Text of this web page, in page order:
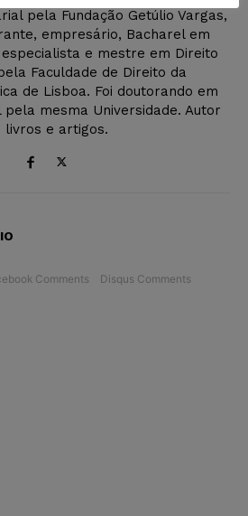
pela Fundação Getúlio Vargas,
empresário, Bacharel em
e mestre em Direito
Faculdade de Direito da
de Lisboa. Foi doutorando em
mesma Universidade. Autor
livros e artigos.
Comments Disqus Comments